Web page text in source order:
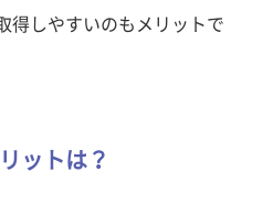
得しやすいのもメリットで
ットは？